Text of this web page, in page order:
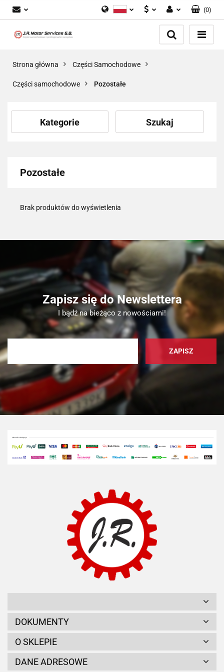
GBP
Zaloguj się
Dodaj zgłoszenie
(0)
Strona główna Części Samochodowe
Części samochodowe Pozostałe
Kategorie Szukaj
Pozostałe
Brak produktów do wyświetlenia
Zapisz się do Newslettera
I bądź na bieżąco z nowościami!
DOKUMENTY
O SKLEPIE
DANE ADRESOWE